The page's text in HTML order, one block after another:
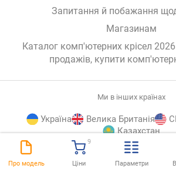
Про модель Ціни
9
Параметри
Запитання й побажання
Магазинам
Каталог комп'ютерних крісел 2026
продажів, купити
Ми в інших країнах
Україна Велика Британія
Казахстан
Katalog
© E-Katalog, 2026